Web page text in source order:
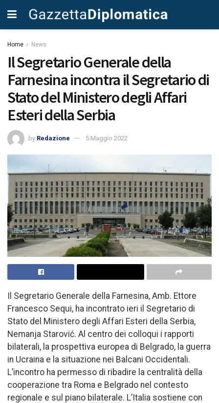
Home News
Il Segretario Generale della
Farnesina incontra il Segretario di
Stato del Ministero degli Affari
Esteri della Serbia
by Redazione 5 Maggio 2022
Il Segretario Generale della Farnesina, Amb. Ettore
Francesco Sequi, ha incontrato ieri il Segretario di
Stato del Ministero degli Affari Esteri della Serbia,
Nemanja Starović. Al centro dei colloqui i rapporti
bilaterali, la prospettiva europea di Belgrado, la guerra
in Ucraina e la situazione nei Balcani Occidentali.
L’incontro ha permesso di ribadire la centralità della
cooperazione tra Roma e Belgrado nel contesto
regionale e sul piano bilaterale. L’Italia sostiene con